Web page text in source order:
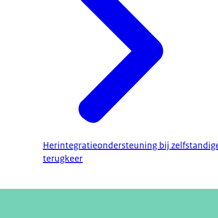
Herintegratieondersteuning bij
terugkeer